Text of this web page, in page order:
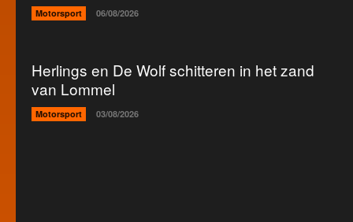
Motorsport 06/08/2026
Herlings en De Wolf schitteren in het zand
van Lommel
Motorsport 03/08/2026